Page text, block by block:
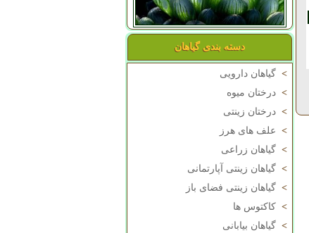
دسته بندی گیاهان
> گیاهان دارویی
> درختان میوه
> درختان زینتی
> علف های هرز
> گیاهان زراعی
> گیاهان زینتی آپارتمانی
> گیاهان زینتی فضای باز
> کاکتوس ها
> گیاهان بیابانی